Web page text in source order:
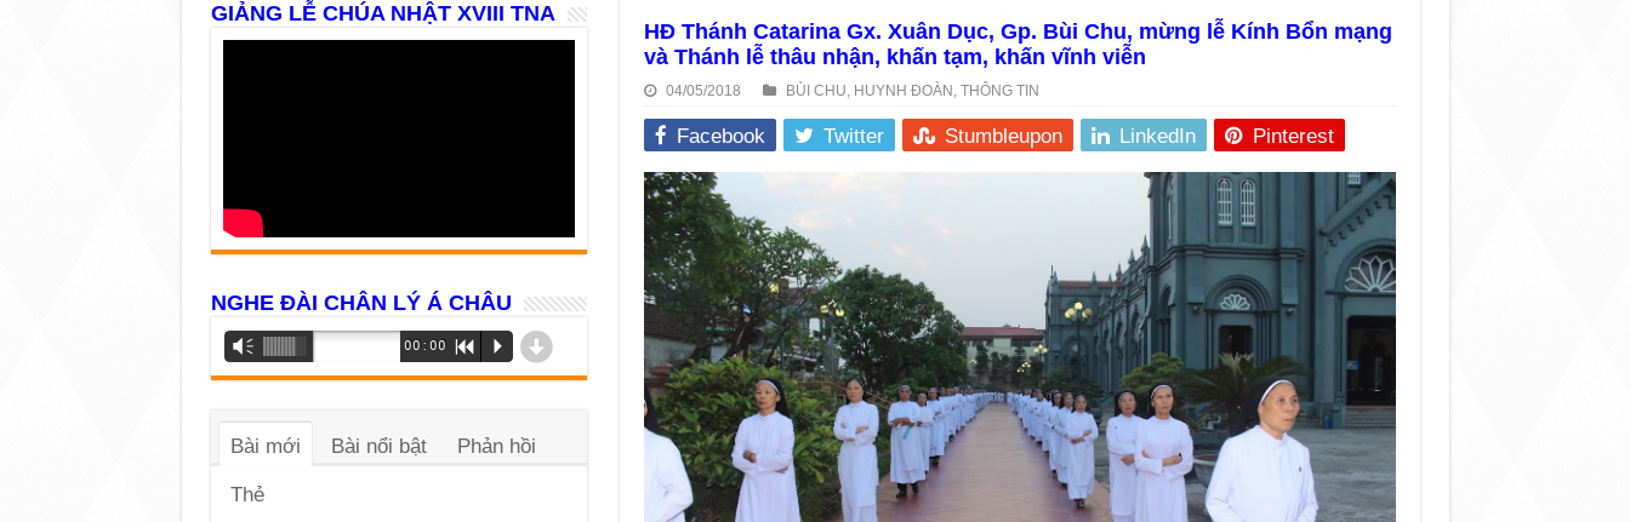
HĐ Thánh Catarina Gx. Xuân Dục, Gp. Bùi Chu, mừng lễ Kính Bổn mạng
và Thánh lễ thâu nhận, khấn tạm, khấn vĩnh viễn
04/05/2018 BÙI CHU, HUYNH ĐOÀN , THÔNG TIN
Facebook Twitter Stumbleupon LinkedIn Pinterest
GIẢNG LỄ CHÚA NHẬT XVIII TNA
NGHE ĐÀI CHÂN LÝ Á CHÂU
Trình
phát
âm
Vm 00:00 R P d
Bài mới Bài nổi bật Phản hồi
Thẻ